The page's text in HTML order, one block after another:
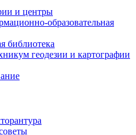
и центры
образовательная
библиотека
геодезии и картографии